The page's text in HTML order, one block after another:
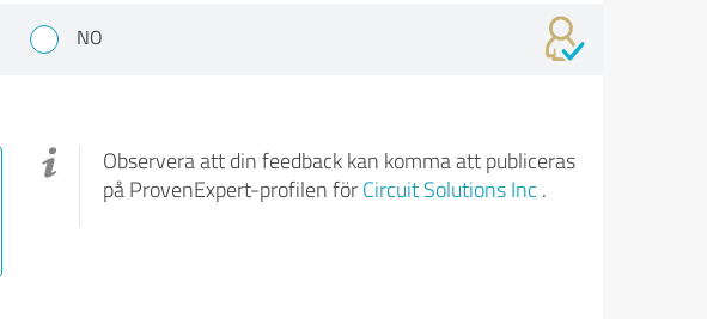
NO
Observera att din feedback kan komma att publiceras
på ProvenExpert-profilen för Circuit Solutions Inc .